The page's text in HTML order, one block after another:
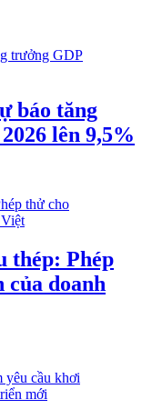
báo tăng
lên 9,5%
thép: Phép
của doanh